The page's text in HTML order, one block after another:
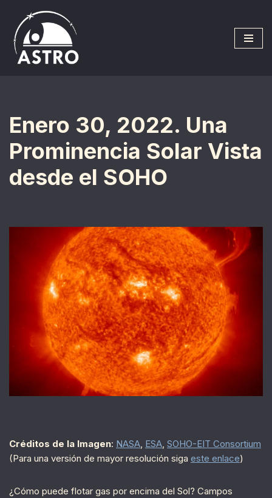
Saltar
al
contenido
Enero 30, 2022. Una
Prominencia Solar Vista
desde el SOHO
Créditos de la Imagen: NASA, ESA, SOHO-EIT Consortium
(Para una versión de mayor resolución siga este enlace)
¿Cómo puede flotar gas por encima del Sol? Campos